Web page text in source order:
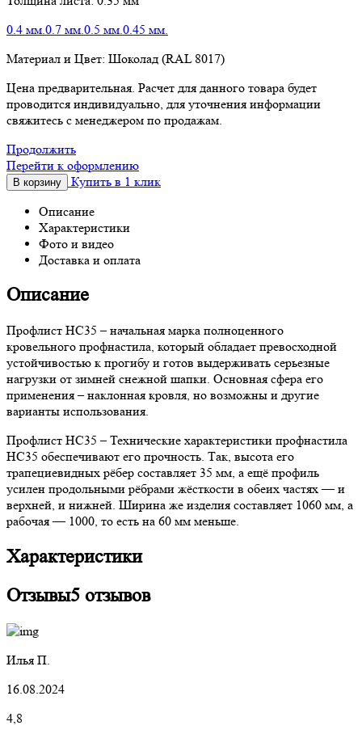
0.4 мм. 0.7 мм. 0.5 мм. 0.45 мм.
Материал и Цвет: Шоколад (RAL 8017)
Цена предварительная. Расчет для данного товара будет
проводится индивидуально, для уточнения информации
свяжитесь с менеджером по продажам.
Продолжить
Перейти к оформлению
В корзину
Купить в 1 клик
Описание
Характеристики
Фото и видео
Доставка и оплата
Описание
Профлист НС35 – начальная марка полноценного
кровельного профнастила, который обладает превосходной
устойчивостью к прогибу и готов выдерживать серьезные
нагрузки от зимней снежной шапки. Основная сфера его
применения – наклонная кровля, но возможны и другие
варианты использования.
Профлист НС35 – Технические характеристики профнастила
НС35 обеспечивают его прочность. Так, высота его
трапециевидных рёбер составляет 35 мм, а ещё профиль
усилен продольными рёбрами жёсткости в обеих частях — и
верхней, и нижней. Ширина же изделия составляет 1060 мм, а
рабочая — 1000, то есть на 60 мм меньше.
Характеристики
Отзывы5 отзывов
Илья П.
16.08.2024
4,8